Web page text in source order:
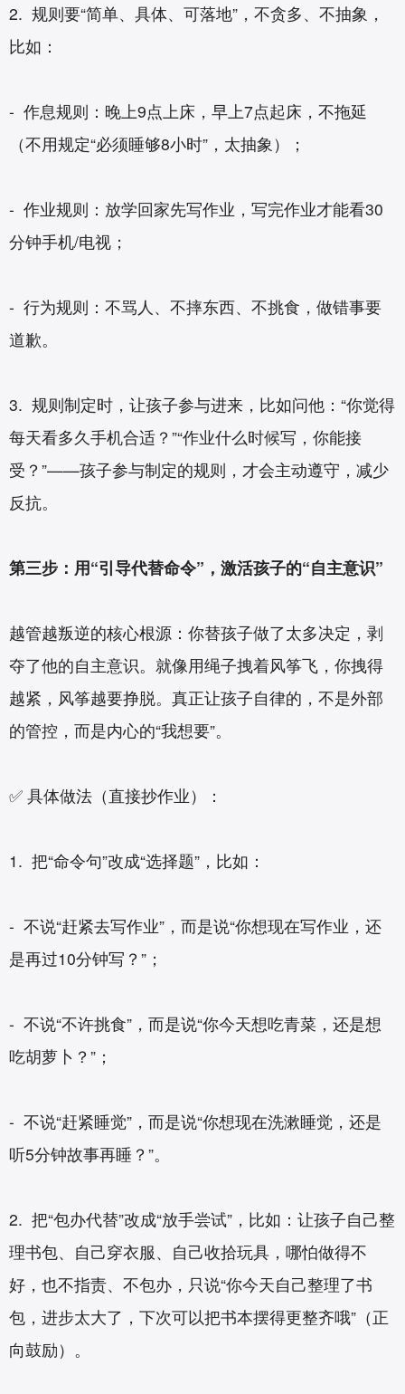
2. 规则要“简单、具体、可落地”，不贪多、不抽象，
比如：
- 作息规则：晚上9点上床，早上7点起床，不拖延
（不用规定“必须睡够8小时”，太抽象）；
- 作业规则：放学回家先写作业，写完作业才能看30
分钟手机/电视；
- 行为规则：不骂人、不摔东西、不挑食，做错事要
道歉。
3. 规则制定时，让孩子参与进来，比如问他：“你觉得
每天看多久手机合适？”“作业什么时候写，你能接
受？”——孩子参与制定的规则，才会主动遵守，减少
反抗。
第三步：用“引导代替命令”，激活孩子的“自主意识”
越管越叛逆的核心根源：你替孩子做了太多决定，剥
夺了他的自主意识。就像用绳子拽着风筝飞，你拽得
越紧，风筝越要挣脱。真正让孩子自律的，不是外部
的管控，而是内心的“我想要”。
✅ 具体做法（直接抄作业）：
1. 把“命令句”改成“选择题”，比如：
- 不说“赶紧去写作业”，而是说“你想现在写作业，还
是再过10分钟写？”；
- 不说“不许挑食”，而是说“你今天想吃青菜，还是想
吃胡萝卜？”；
- 不说“赶紧睡觉”，而是说“你想现在洗漱睡觉，还是
听5分钟故事再睡？”。
2. 把“包办代替”改成“放手尝试”，比如：让孩子自己整
理书包、自己穿衣服、自己收拾玩具，哪怕做得不
好，也不指责、不包办，只说“你今天自己整理了书
包，进步太大了，下次可以把书本摆得更整齐哦”（正
向鼓励）。